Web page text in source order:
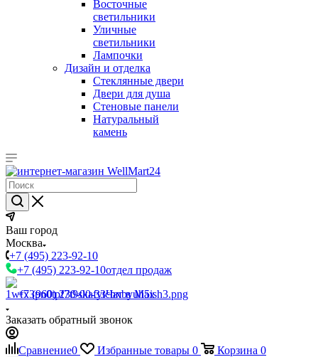
Восточные
светильники
Уличные
светильники
Лампочки
Дизайн и отделка
Стеклянные двери
Двери для душа
Стеновые панели
Натуральный
камень
Ваш город
Москва
+7 (495) 223-92-10
+7 (495) 223-92-10отдел продаж
+7 (960) 230-00-33Чат в Max
Заказать обратный звонок
Сравнение0 Избранные товары 0 Корзина 0